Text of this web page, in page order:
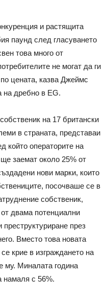
и растящита
паунд след гласуването
това много от
не могат да ги
цената, казва Джеймс
на дребно в EG.
на 17 британски
в страната, представаи
който операторите на
заемат около 25% от
нови марки, които
посочваше се в
собственик,
двама потенциални
през
Вместо това новата
крие в изграждането на
му. Миналата година
намаля с 56%.